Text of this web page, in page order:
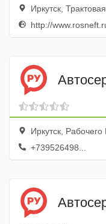
Иркутск,
http://
Иркутск,
+739526498...